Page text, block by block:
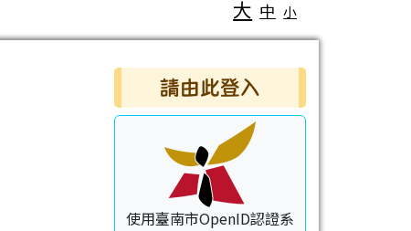
大 中 小
右邊區域內容
請由此登入
使用臺南市OpenID認證系